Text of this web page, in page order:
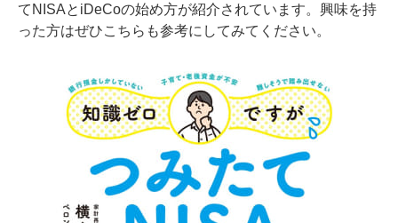
てNISAとiDeCoの始め方が紹介されています。興味を持
った方はぜひこちらも参考にしてみてください。